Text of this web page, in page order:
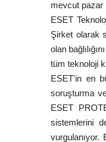
mevcut pazar
ESET
Şirket olarak
olan
tüm teknoloji
ESET'in en
soruşturma
ESET
sistemlerini
vurgulanıyor.